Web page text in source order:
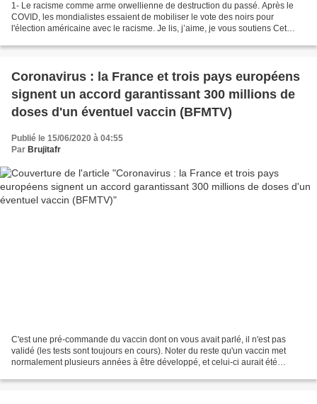
1- Le racisme comme arme orwellienne de destruction du passé. Après le
COVID, les mondialistes essaient de mobiliser le vote des noirs pour
l'élection américaine avec le racisme. Je lis, j’aime, je vous soutiens Cet
Coronavirus : la France et trois pays européens
signent un accord garantissant 300 millions de
doses d'un éventuel vaccin (BFMTV)
Publié le 15/06/2020 à 04:55
Par Brujitafr
C'est une pré-commande du vaccin dont on vous avait parlé, il n'est pas
validé (les tests sont toujours en cours). Noter du reste qu'un vaccin met
normalement plusieurs années à être développé, et celui-ci aurait été